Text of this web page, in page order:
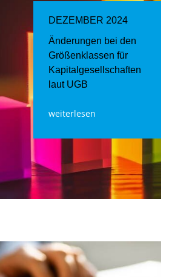
DEZEMBER 2024
Änderungen bei den
Größenklassen für
Kapitalgesellschaften
laut UGB
weiterlesen